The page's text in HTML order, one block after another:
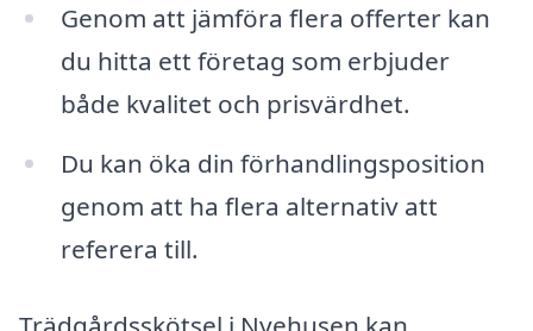
Genom att jämföra flera offerter kan
du hitta ett företag som erbjuder
både kvalitet och prisvärdhet.
Du kan öka din förhandlingsposition
genom att ha flera alternativ att
referera till.